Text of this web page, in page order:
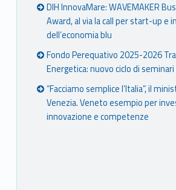
DIH InnovaMare: WAVEMAKER
Award, al via la call per start-up e
dell’economia blu
Fondo Perequativo 2025-2026
Energetica: nuovo ciclo di
“Facciamo semplice l’Italia”, il
Venezia. Veneto esempio per
innovazione e competenze